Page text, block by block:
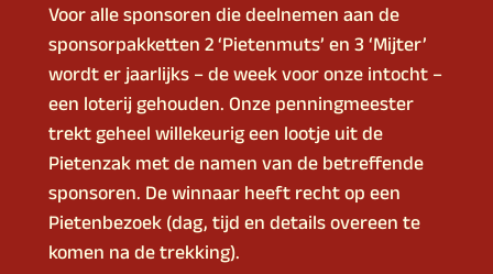
Voor alle sponsoren die deelnemen aan de
sponsorpakketten 2 ‘Pietenmuts’ en 3 ‘Mijter’
wordt er jaarlijks – de week voor onze intocht –
een loterij gehouden. Onze penningmeester
trekt geheel willekeurig een lootje uit de
Pietenzak met de namen van de betreffende
sponsoren. De winnaar heeft recht op een
Pietenbezoek (dag, tijd en details overeen te
komen na de trekking).